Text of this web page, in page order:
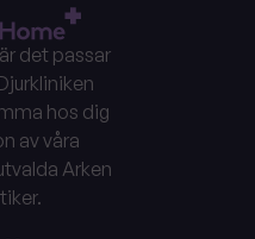
det passar
hos dig
av våra
Arken